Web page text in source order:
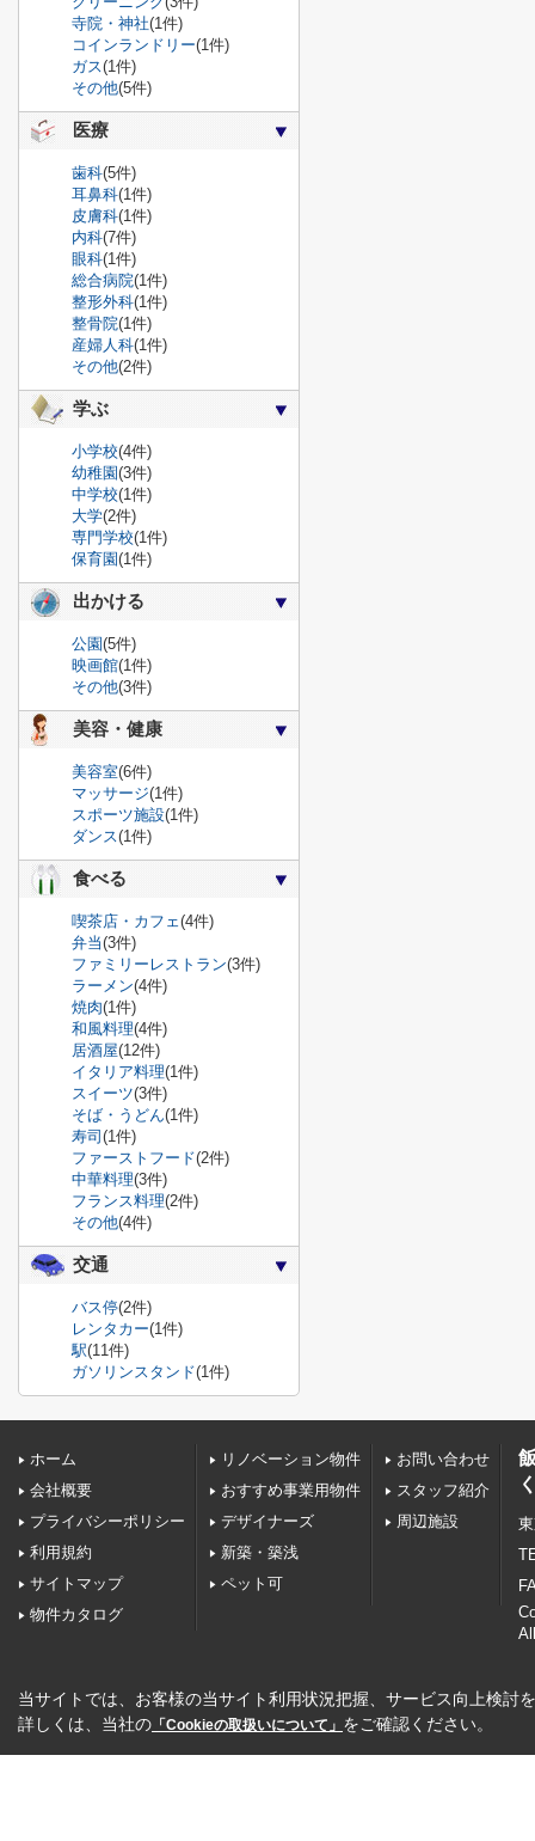
寺院・神社(1件)
コインランドリー(1件)
ガス(1件)
その他(5件)
医療
歯科(5件)
耳鼻科(1件)
皮膚科(1件)
内科(7件)
眼科(1件)
総合病院(1件)
整形外科(1件)
整骨院(1件)
産婦人科(1件)
その他(2件)
学ぶ
小学校(4件)
幼稚園(3件)
中学校(1件)
大学(2件)
専門学校(1件)
保育園(1件)
出かける
公園(5件)
映画館(1件)
その他(3件)
美容・健康
美容室(6件)
マッサージ(1件)
スポーツ施設(1件)
ダンス(1件)
食べる
喫茶店・カフェ(4件)
弁当(3件)
ファミリーレストラン(3件)
ラーメン(4件)
焼肉(1件)
和風料理(4件)
居酒屋(12件)
イタリア料理(1件)
スイーツ(3件)
そば・うどん(1件)
寿司 (1件)
ファーストフード(2件)
中華料理(3件)
フランス料理(2件)
その他(4件)
交通
バス停(2件)
レンタカー(1件)
駅(11件)
ガソリンスタンド(1件)
ホーム
会社概要
プライバシーポリシー
利用規約
サイトマップ
物件カタログ
リノベーション物件
おすすめ事業用物件
デザイナーズ
新築・築浅
ペット可
お問い合わせ
スタッフ紹介
周辺施設
当サイトでは、お客様の当サイト利用状況把握、サービス向上検討
詳しくは、当社の 「Cookieの取扱いについて」 をご確認ください。